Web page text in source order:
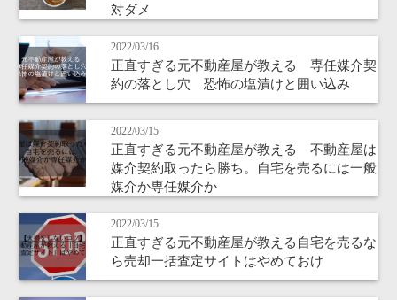
対ダメ
2022/03/16
正直すぎる元不動産屋が教える 専任媒介契
約の落とし穴 恐怖の塩漬けと囲い込み
2022/03/15
正直すぎる元不動産屋が教える 不動産屋は
媒介契約取ったら勝ち。自宅を売るには一般
媒介か専任媒介か
2022/03/15
正直すぎる元不動産屋が教える自宅を売るな
ら売却一括査定サイトはやめておけ